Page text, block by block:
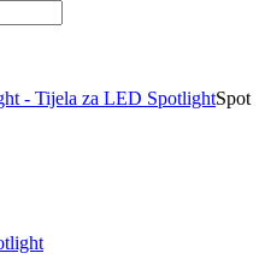
- Tijela za LED SpotlightSpot